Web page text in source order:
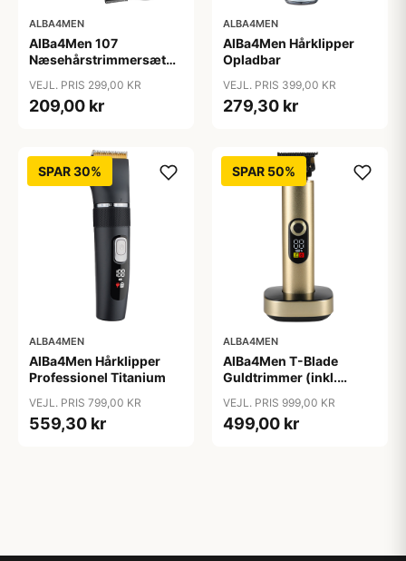
ALBA4MEN
AlBa4Men 107
Næsehårstrimmersæt
VEJL. PRIS 299,00 KR
209,00 kr
ALBA4MEN
AlBa4Men Hårklipper
Opladbar
VEJL. PRIS 399,00 KR
279,30 kr
SPAR 30%
ALBA4MEN
AlBa4Men Hårklipper
Professionel Titanium
VEJL. PRIS 799,00 KR
559,30 kr
SPAR 50%
ALBA4MEN
AlBa4Men T-Blade
Guldtrimmer (inkl.
VEJL. PRIS 999,00 KR
499,00 kr